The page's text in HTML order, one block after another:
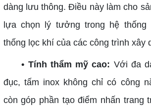
dàng lưu thông. Điều này làm cho
lựa chọn lý tưởng trong hệ thống
thống lọc khí của các công trình xây
• Tính thẩm mỹ cao: Với đa
đục, tấm inox không chỉ có công
còn góp phần tạo điểm nhấn trang